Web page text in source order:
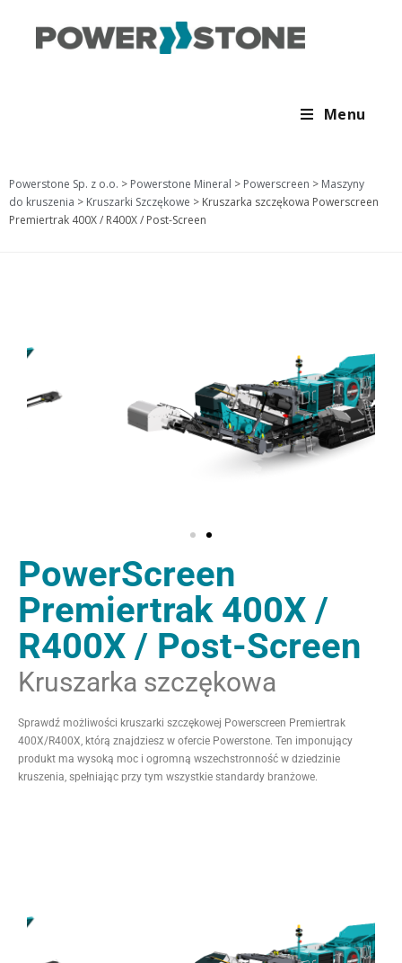
Menu
Powerstone Sp. z o.o. > Powerstone Mineral > Powerscreen > Maszyny
do kruszenia > Kruszarki Szczękowe > Kruszarka szczękowa Powerscreen
Premiertrak 400X / R400X / Post-Screen
PowerScreen
Premiertrak 400X /
R400X / Post-Screen​
Kruszarka szczękowa​
Sprawdź możliwości kruszarki szczękowej Powerscreen Premiertrak
400X/R400X, którą znajdziesz w ofercie Powerstone. Ten imponujący
produkt ma wysoką moc i ogromną wszechstronność w dziedzinie
kruszenia, spełniając przy tym wszystkie standardy branżowe.